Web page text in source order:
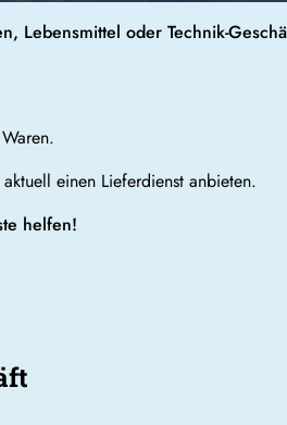
Lebensmittel oder Technik-
einen Lieferdienst anbieten.
helfen!